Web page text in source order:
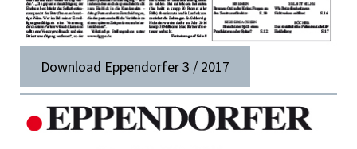
Download Eppendorfer 3 / 2017